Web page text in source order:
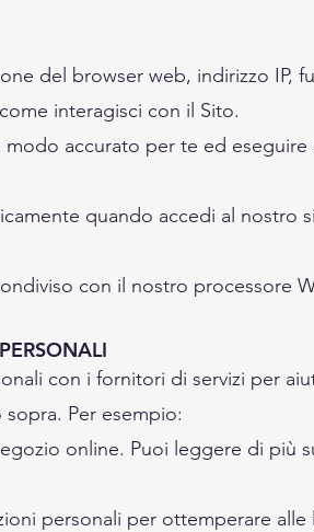
del browser web, indirizzo IP,
interagisci con il Sito.
accurato per te ed
quando accedi al nostro
con il nostro processore
con i fornitori di servizi per
Per esempio:
online. Puoi leggere di più
personali per ottemperare